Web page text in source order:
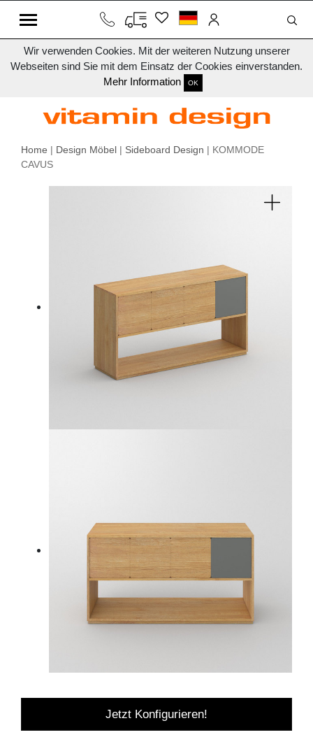
Wir verwenden Cookies. Mit der weiteren Nutzung unserer
Webseiten sind Sie mit dem Einsatz der Cookies einverstanden.
Mehr Information
OK
Home | Design Möbel | Sideboard Design | KOMMODE
CAVUS
Jetzt Konfigurieren!